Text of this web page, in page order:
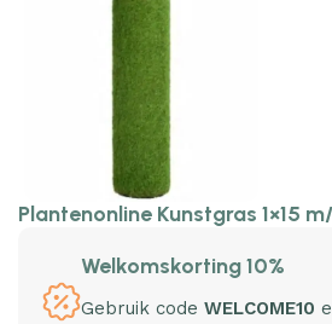
Plantenonline Kunstgras 1×15
Welkomskorting 10%
Gebruik code WELCOME10